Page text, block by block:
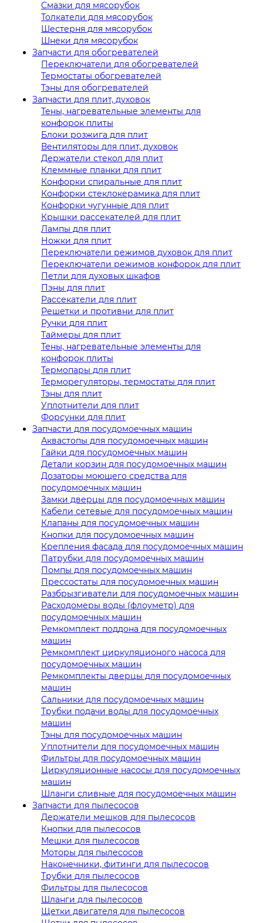
Смазки для мясорубок
Толкатели для мясорубок
Шестерня для мясорубок
Шнеки для мясорубок
Запчасти для обогревателей
Переключатели для обогревателей
Термостаты обогревателей
Тэны для обогревателей
Запчасти для плит, духовок
Тены, нагревательные элементы для
конфорок плиты
Блоки розжига для плит
Вентиляторы для плит, духовок
Держатели стекол для плит
Клеммные планки для плит
Конфорки спиральные для плит
Конфорки стеклокерамика для плит
Конфорки чугунные для плит
Крышки рассекателей для плит
Лампы для плит
Ножки для плит
Переключатели режимов духовок для плит
Переключатели режимов конфорок для плит
Петли для духовых шкафов
Пэны для плит
Рассекатели для плит
Решетки и противни для плит
Ручки для плит
Таймеры для плит
Тены, нагревательные элементы для
конфорок плиты
Термопары для плит
Терморегуляторы, термостаты для плит
Тэны для плит
Уплотнители для плит
Форсунки для плит
Запчасти для посудомоечных машин
Аквастопы для посудомоечных машин
Гайки для посудомоечных машин
Детали корзин для посудомоечных машин
Дозаторы моющего средства для
посудомоечных машин
Замки дверцы для посудомоечных машин
Кабели сетевые для посудомоечных машин
Клапаны для посудомоечных машин
Кнопки для посудомоечных машин
Крепления фасада для посудомоечных машин
Патрубки для посудомоечных машин
Помпы для посудомоечных машин
Прессостаты для посудомоечных машин
Разбрызгиватели для посудомоечных машин
Расходомеры воды (флоуметр) для
посудомоечных машин
Ремкомплект поддона для посудомоечных
машин
Ремкомплект циркуляционого насоса для
посудомоечных машин
Ремкомплекты дверцы для посудомоечных
машин
Сальники для посудомоечных машин
Трубки подачи воды для посудомоечных
машин
Тэны для посудомоечных машин
Уплотнители для посудомоечных машин
Фильтры для посудомоечных машин
Циркуляционные насосы для посудомоечных
машин
Шланги сливные для посудомоечных машин
Запчасти для пылесосов
Держатели мешков для пылесосов
Кнопки для пылесосов
Мешки для пылесосов
Моторы для пылесосов
Наконечники, фитинги для пылесосов
Трубки для пылесосов
Фильтры для пылесосов
Шланги для пылесосов
Щетки двигателя для пылесосов